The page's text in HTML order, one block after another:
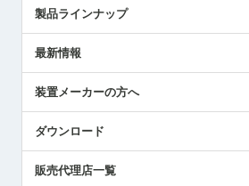
ごあいさつ
受賞履歴
採用情報
国/地域/言語
製品ラインナップ
ツールセッタ製品
エアマイクロセンサ製品
最新情報
メトロールの技術
社員ブログ
中小企業のBCP地震対策
装置メーカーの方へ
ダウンロード
販売代理店一覧